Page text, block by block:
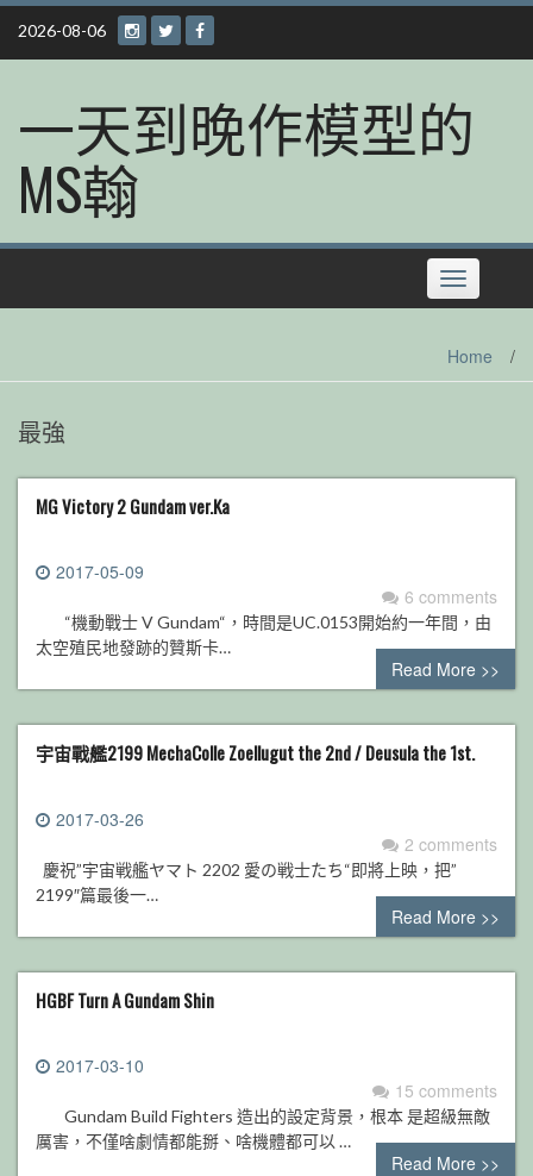
Skip
content
2026-08-06
一天到晚作模型的
MS翰
Toggle
navigation
Home /
最強
MG Victory 2 Gundam ver.Ka
2017-05-09
6 comments
“機動戰士 V Gundam“，時間是UC.0153開始約一年間，由
太空殖民地發跡的贊斯卡…
Read More >>
宇宙戰艦2199 MechaColle Zoellugut the 2nd / Deusula the 1st.
2017-03-26
2 comments
慶祝”宇宙戦艦ヤマト 2202 愛の戦士たち“即將上映，把”
2199″篇最後一…
Read More >>
HGBF Turn A Gundam Shin
2017-03-10
15 comments
Gundam Build Fighters 造出的設定背景，根本 是超級無敵
厲害，不僅啥劇情都能掰、啥機體都可以 …
Read More >>